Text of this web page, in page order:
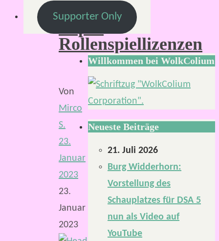
&-
Paper
Rollenspiellizenzen
Von
Mirco
S.
23.
Januar
2023
23.
Januar
2023
Supporter Only
Willkommen bei WolkColium
Neueste Beiträge
21. Juli 2026
Burg Widderhorn:
Vorstellung des
Schauplatzes für DSA 5
nun als Video auf
YouTube